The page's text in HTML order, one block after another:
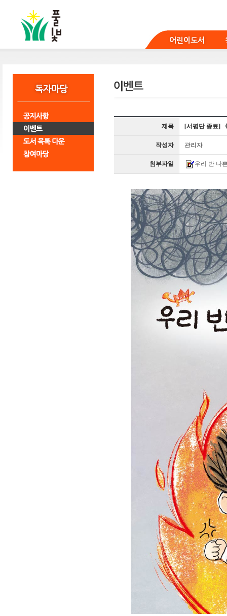
어린이도서
제목 [서평단 종료]
작성자 관리자
첨부파일 우리 반 나